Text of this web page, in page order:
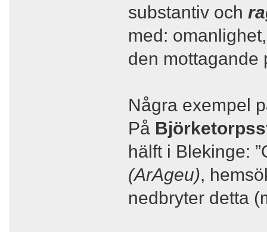
substantiv och
med:
den mottagande
Några exempel
På
hälft i Blekinge:
(ArAgeu),
nedbryter detta